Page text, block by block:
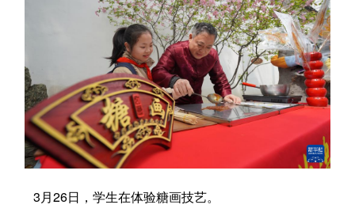
科创 量子 体育
书画 健康 军事
视频 图片 政务
法律 中央文件 金融 汽车
食品 人居 数字经济
3月26日，学生在体验糖画技艺。